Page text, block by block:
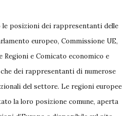
le posizioni dei rappresentanti delle
europeo, Commissione UE,
Regioni e Comicato economico e
dei rappresentanti di numerose
del settore. Le regioni europee
la loro posizione comune, aperta